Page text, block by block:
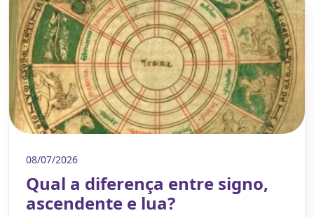
08/07/2026
Qual a diferença entre signo,
ascendente e lua?